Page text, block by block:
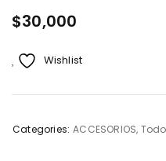
$30,000
Wishlist
Categories: ACCESORIOS,